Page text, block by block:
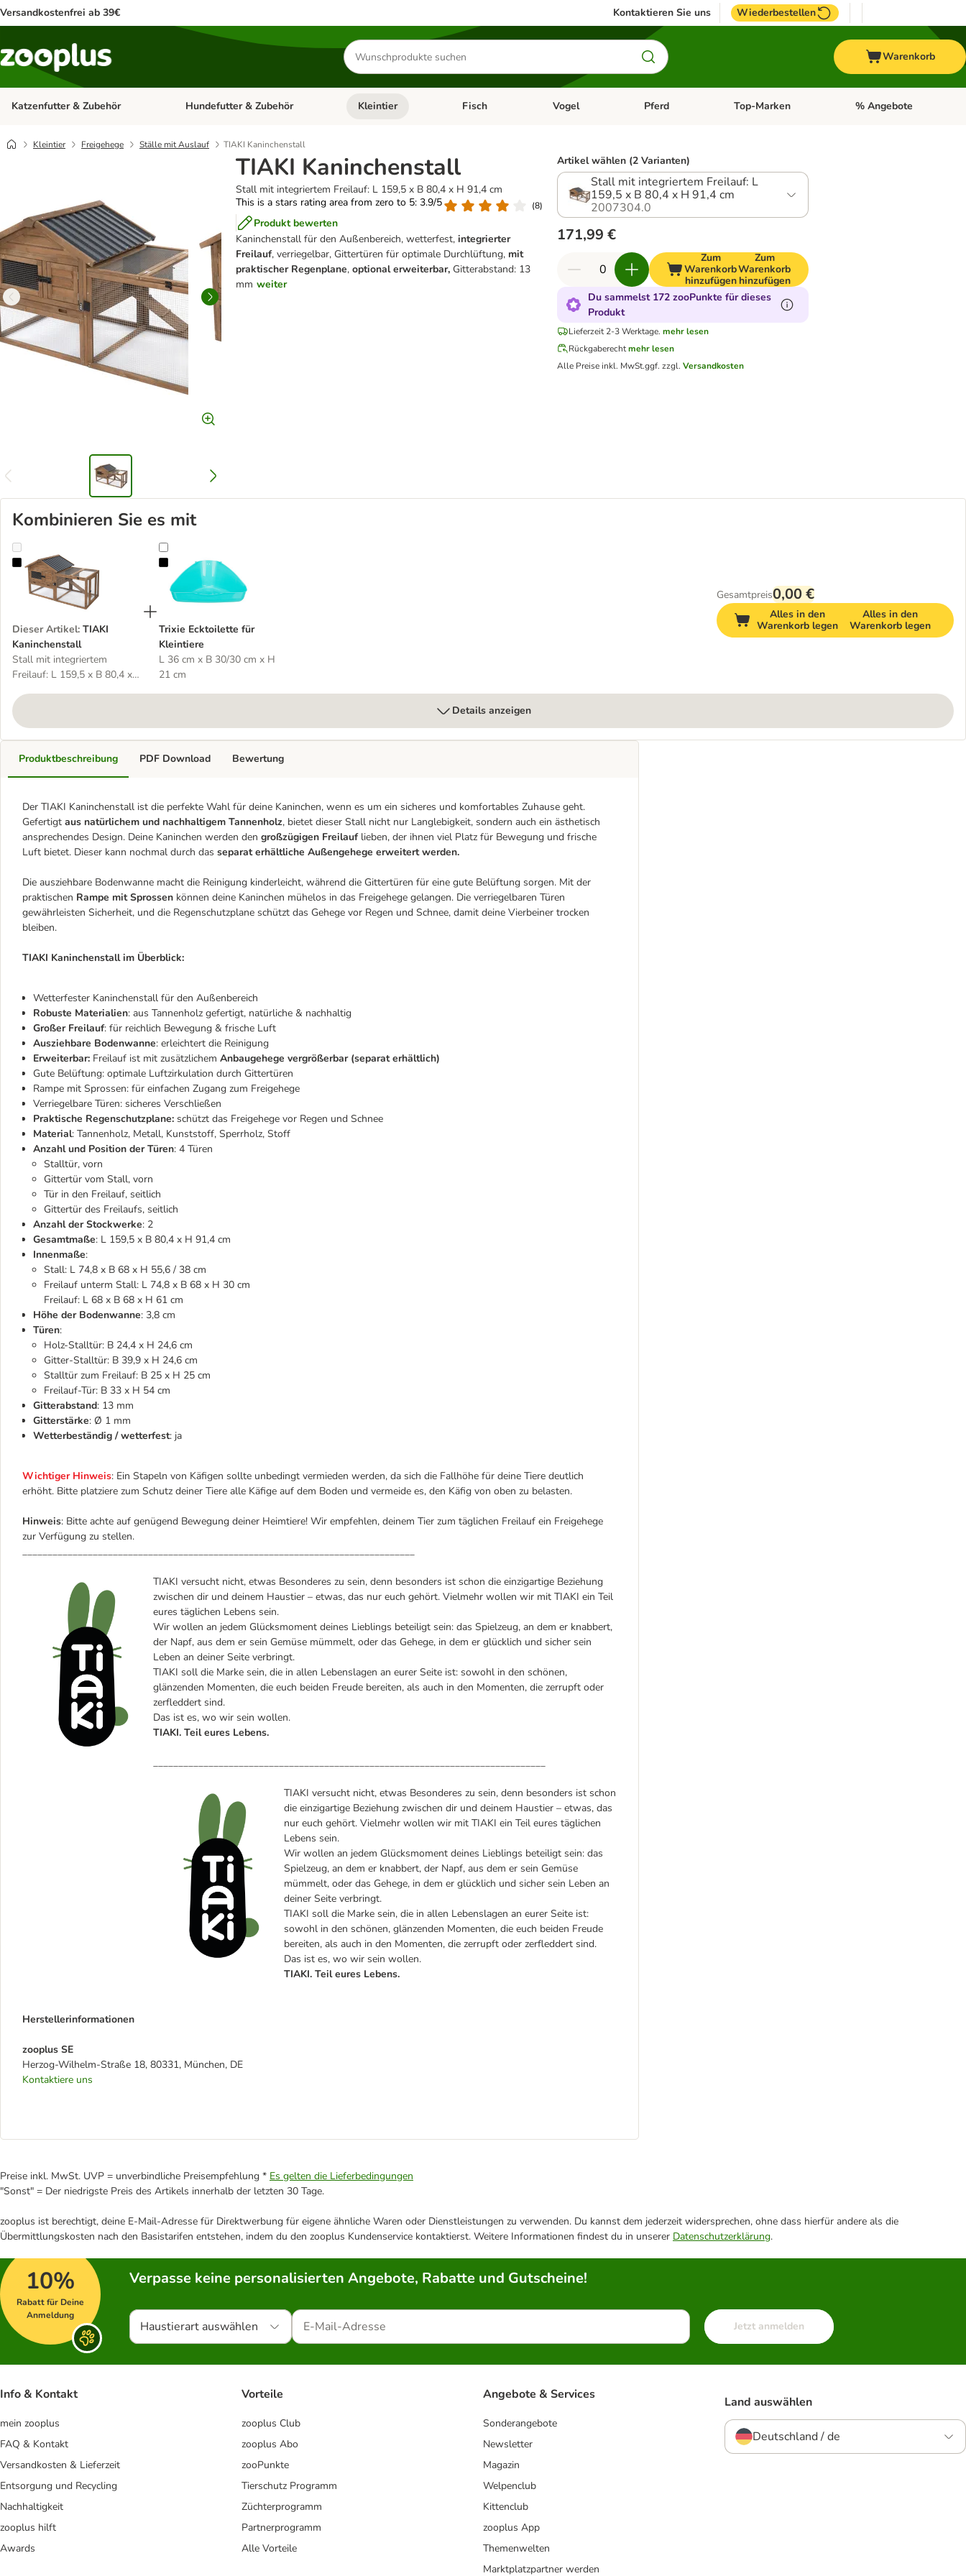
Versandkostenfrei ab 39€ Kontaktieren Sie uns Wiederbestellen
Produkte
suchen
Warenkorb
Katzenfutter & Zubehör Kategorie-Menü öffnen: Katzenfutter & Zubehör
Hundefutter & Zubehör Kategorie-Menü öffnen: Hundefutter & Zubehör
Kleintier Kategorie-Menü öffnen: Kleintier
Fisch Kategorie-Menü öffnen: Fisch
Vogel Kategorie-Menü öffnen: Vogel
Pferd Kategorie-Menü öffnen: Pferd
Top-Marken Kategorie-Menü öffnen:
% Angebote
Kleintier Freigehege Ställe mit Auslauf TIAKI Kaninchenstall
TIAKI Kaninchenstall
Stall mit integriertem Freilauf: L 159,5 x B 80,4 x H 91,4 cm
This is a stars rating area from zero to 5: 3.9/5
(8)
Produkt bewerten
Kaninchenstall für den Außenbereich, wetterfest, integrierter
Freilauf, verriegelbar, Gittertüren für optimale Durchlüftung, mit
praktischer Regenplane,optional erweiterbar, Gitterabstand: 13
mm weiter
Artikel wählen (2 Varianten)
Stall mit integriertem Freilauf: L
159,5 x B 80,4 x H 91,4 cm
2007304.0
171,99 €
Zum
Warenkorb
hinzufügen
Zum
Warenkorb
hinzufügen
Du sammelst 172 zooPunkte für dieses
Produkt
Lieferzeit 2-3 Werktage. mehr lesen
Rückgaberechtmehr lesen
Alle Preise inkl. MwSt.ggf. zzgl.Versandkosten
Kombinieren Sie es mit
TIAKI Kaninchenstall
Dieser Artikel: TIAKI
Kaninchenstall
Stall mit integriertem
Freilauf: L 159,5 x B 80,4 x
Trixie Ecktoilette für Kleintiere
Trixie Ecktoilette für
Kleintiere
L 36 cm x B 30/30 cm x H
21 cm
Gesamtpreis0,00 €
Alles in den
Warenkorb legen
Alles in den
Warenkorb legen
Details anzeigen
Produktbeschreibung
Der TIAKI Kaninchenstall ist die perfekte Wahl für deine Kaninchen, wenn es um ein sicheres und komfortables Zuhause geht.
Gefertigt aus natürlichem und nachhaltigem Tannenholz, bietet dieser Stall nicht nur Langlebigkeit, sondern auch ein ästhetisch
ansprechendes Design. Deine Kaninchen werden den großzügigen Freilauflieben, der ihnen viel Platz für Bewegung und frische
Luft bietet. Dieser kann nochmal durch das separat erhältliche Außengehege erweitert werden.
Die ausziehbare Bodenwanne macht die Reinigung kinderleicht, während die Gittertüren für eine gute Belüftung sorgen. Mit der
praktischen Rampe mit Sprossen können deine Kaninchen mühelos in das Freigehege gelangen. Die verriegelbaren Türen
gewährleisten Sicherheit, und die Regenschutzplane schützt das Gehege vor Regen und Schnee, damit deine Vierbeiner trocken
bleiben.
TIAKI Kaninchenstall im Überblick:
Wetterfester Kaninchenstall für den Außenbereich
Robuste Materialien: aus Tannenholz gefertigt, natürliche & nachhaltig
Großer Freilauf: für reichlich Bewegung & frische Luft
Ausziehbare Bodenwanne: erleichtert die Reinigung
Erweiterbar: Freilauf ist mit zusätzlichem Anbaugehege vergrößerbar (separat erhältlich)
Gute Belüftung: optimale Luftzirkulation durch Gittertüren
Rampe mit Sprossen: für einfachen Zugang zum Freigehege
Verriegelbare Türen: sicheres Verschließen
Praktische Regenschutzplane: schützt das Freigehege vor Regen und Schnee
Material: Tannenholz, Metall, Kunststoff, Sperrholz, Stoff
Anzahl und Position der Türen: 4 Türen
Stalltür, vorn
Gittertür vom Stall, vorn
Tür in den Freilauf, seitlich
Gittertür des Freilaufs, seitlich
Anzahl der Stockwerke: 2
Gesamtmaße: L 159,5 x B 80,4 x H 91,4 cm
Innenmaße:
Stall: L 74,8 x B 68 x H 55,6 / 38 cm
Freilauf unterm Stall: L 74,8 x B 68 x H 30 cm
Freilauf: L 68 x B 68 x H 61 cm
Höhe der Bodenwanne: 3,8 cm
Türen:
Holz-Stalltür: B 24,4 x H 24,6 cm
Gitter-Stalltür: B 39,9 x H 24,6 cm
Stalltür zum Freilauf: B 25 x H 25 cm
Freilauf-Tür: B 33 x H 54 cm
Gitterabstand: 13 mm
Gitterstärke: Ø 1 mm
Wetterbeständig / wetterfest: ja
Wichtiger Hinweis: Ein Stapeln von Käfigen sollte unbedingt vermieden werden, da sich die Fallhöhe für deine Tiere deutlich
erhöht. Bitte platziere zum Schutz deiner Tiere alle Käfige auf dem Boden und vermeide es, den Käfig von oben zu belasten.
Hinweis: Bitte achte auf genügend Bewegung deiner Heimtiere! Wir empfehlen, deinem Tier zum täglichen Freilauf ein Freigehege
zur Verfügung zu stellen.
______________________________________________________________________________
TIAKI versucht nicht, etwas Besonderes zu sein, denn besonders ist schon die einzigartige Beziehung
zwischen dir und deinem Haustier – etwas, das nur euch gehört. Vielmehr wollen wir mit TIAKI ein Teil
eures täglichen Lebens sein.
Wir wollen an jedem Glücksmoment deines Lieblings beteiligt sein: das Spielzeug, an dem er knabbert,
der Napf, aus dem er sein Gemüse mümmelt, oder das Gehege, in dem er glücklich und sicher sein
Leben an deiner Seite verbringt.
TIAKI soll die Marke sein, die in allen Lebenslagen an eurer Seite ist: sowohl in den schönen,
glänzenden Momenten, die euch beiden Freude bereiten, als auch in den Momenten, die zerrupft oder
zerfleddert sind.
Das ist es, wo wir sein wollen.
TIAKI. Teil eures Lebens.
______________________________________________________________________________
TIAKI versucht nicht, etwas Besonderes zu sein, denn besonders ist schon
die einzigartige Beziehung zwischen dir und deinem Haustier – etwas, das
nur euch gehört. Vielmehr wollen wir mit TIAKI ein Teil eures täglichen
Lebens sein.
Wir wollen an jedem Glücksmoment deines Lieblings beteiligt sein: das
Spielzeug, an dem er knabbert, der Napf, aus dem er sein Gemüse
mümmelt, oder das Gehege, in dem er glücklich und sicher sein Leben an
deiner Seite verbringt.
TIAKI soll die Marke sein, die in allen Lebenslagen an eurer Seite ist:
sowohl in den schönen, glänzenden Momenten, die euch beiden Freude
bereiten, als auch in den Momenten, die zerrupft oder zerfleddert sind.
Das ist es, wo wir sein wollen.
TIAKI. Teil eures Lebens.
Herstellerinformationen
zooplus SE
Herzog-Wilhelm-Straße 18, 80331, München, DE
Kontaktiere uns
PDF Download Bewertung
Preise inkl. MwSt. UVP = unverbindliche Preisempfehlung * Es gelten die Lieferbedingungen
"Sonst" = Der niedrigste Preis des Artikels innerhalb der letzten 30 Tage.
zooplus ist berechtigt, deine E-Mail-Adresse für Direktwerbung für eigene ähnliche Waren oder Dienstleistungen zu verwenden. Du kannst dem jederzeit widersprechen, ohne dass hierfür andere als die
Übermittlungskosten nach den Basistarifen entstehen, indem du den zooplus Kundenservice kontaktierst. Weitere Informationen findest du in unserer Datenschutzerklärung.
10%
Rabatt für Deine
Anmeldung
Verpasse keine personalisierten Angebote, Rabatte und Gutscheine!
Haustierart auswählen Jetzt anmelden
Info & Kontakt
mein zooplus
FAQ & Kontakt
Versandkosten & Lieferzeit
Entsorgung und Recycling
Nachhaltigkeit
zooplus hilft
Awards
Vorteile
zooplus Club
zooplus Abo
zooPunkte
Tierschutz Programm
Züchterprogramm
Partnerprogramm
Alle Vorteile
Angebote & Services
Sonderangebote
Newsletter
Magazin
Welpenclub
Kittenclub
zooplus App
Themenwelten
Marktplatzpartner werden
Land auswählen
Deutschland / de